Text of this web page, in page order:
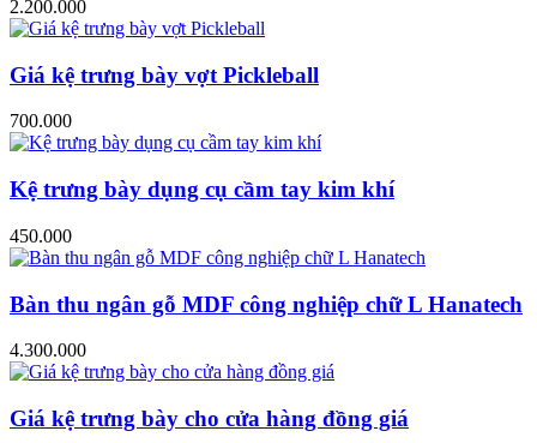
2.200.000
Giá kệ trưng bày vợt Pickleball
700.000
Kệ trưng bày dụng cụ cầm tay kim khí
450.000
Bàn thu ngân gỗ MDF công nghiệp chữ L Hanatech
4.300.000
Giá kệ trưng bày cho cửa hàng đồng giá